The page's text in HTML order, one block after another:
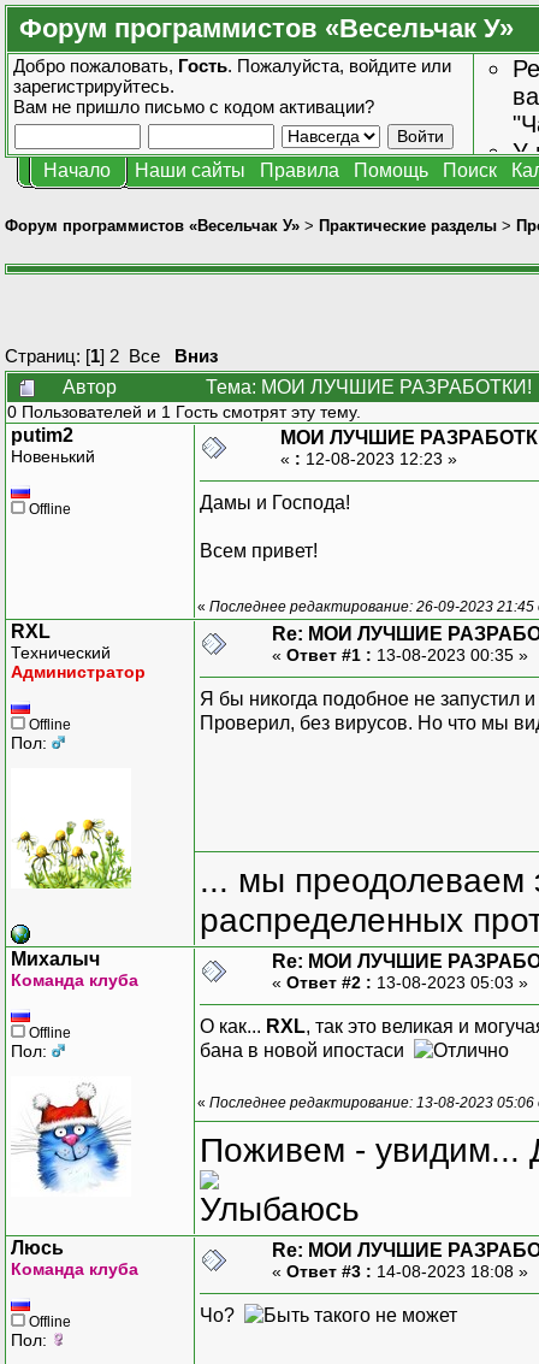
Форум программистов «Весельчак У»
Добро пожаловать, Гость. Пожалуйста, войдите или
зарегистрируйтесь.
Вам не пришло письмо с кодом активации?
У
Начало Наши сайты Правила Помощь Поиск
Форум программистов «Весельчак У» > Практические разделы >
Страниц: [1] 2 Все
Вниз
Автор
Тема: МОИ ЛУЧШИЕ РАЗРАБОТКИ!
0 Пользователей и 1 Гость смотрят эту тему.
putim2
Новенький
Offline
МОИ ЛУЧШИЕ
« : 12-08-2023 12:23 »
Дамы и Господа!
Всем привет!
« Последнее редактирование: 26-09-2023
RXL
Технический
Администратор
Offline
Пол:
Re: МОИ ЛУЧШИЕ
« Ответ #1 : 13-08-2023 00:35 »
Я бы никогда подобное не запустил
Проверил, без вирусов. Но что мы
... мы преодолеваем
распределенных
Михалыч
Команда клуба
Offline
Пол:
Re: МОИ ЛУЧШИЕ
« Ответ #2 : 13-08-2023 05:03 »
О как... RXL, так это великая и
бана в новой ипостаси
« Последнее редактирование: 13-08-2023
Поживем - увидим...
Люсь
Команда клуба
Offline
Пол:
Re: МОИ ЛУЧШИЕ
« Ответ #3 : 14-08-2023 18:08 »
Чо?